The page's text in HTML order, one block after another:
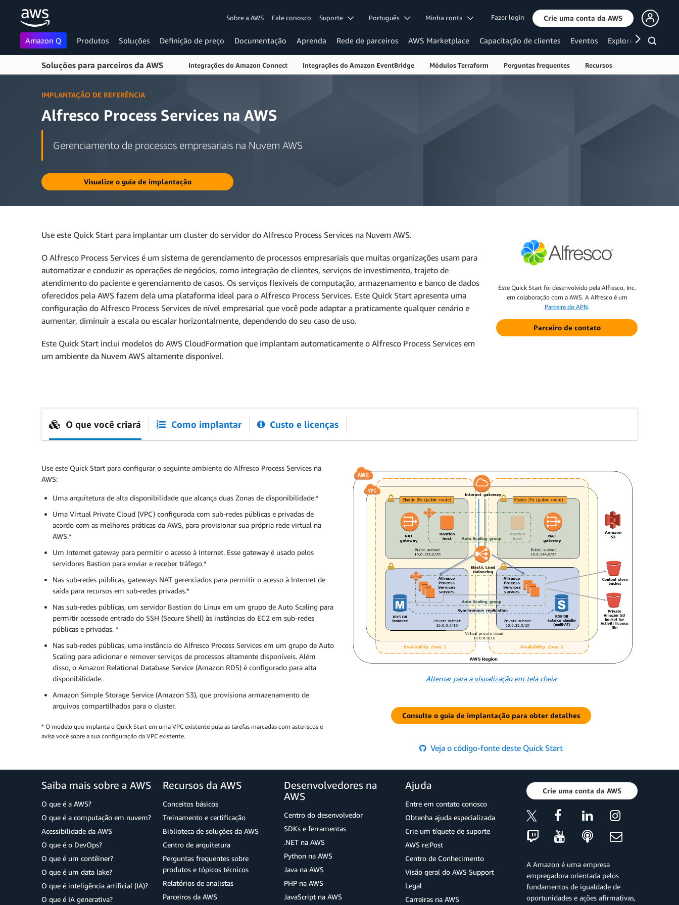
Sobre a AWS Fale conosco Suporte Português Minha conta Fazer login Crie uma conta da AWS
Amazon Q Produtos Soluções Definição de preço Documentação Aprenda Rede de parceiros AWS Marketplace Capacitação de clientes Eventos Explore mais
Soluções para parceiros da AWS Integrações do Amazon Connect Integrações do Amazon EventBridge Módulos Terraform Perguntas frequentes Recursos
IMPLANTAÇÃO DE REFERÊNCIA
Alfresco Process Services na AWS
Gerenciamento de processos empresariais na Nuvem AWS
Visualize o guia de implantação
Use este Quick Start para implantar um cluster do servidor do Alfresco Process Services na Nuvem AWS.
O Alfresco Process Services é um sistema de gerenciamento de processos empresariais que muitas organizações usam para
automatizar e conduzir as operações de negócios, como integração de clientes, serviços de investimento, trajeto de
atendimento do paciente e gerenciamento de casos. Os serviços flexíveis de computação, armazenamento e banco de dados
oferecidos pela AWS fazem dela uma plataforma ideal para o Alfresco Process Services. Este Quick Start apresenta uma
configuração do Alfresco Process Services de nível empresarial que você pode adaptar a praticamente qualquer cenário e
aumentar, diminuir a escala ou escalar horizontalmente, dependendo do seu caso de uso.
Este Quick Start inclui modelos do AWS CloudFormation que implantam automaticamente o Alfresco Process Services em
um ambiente da Nuvem AWS altamente disponível.
Este Quick Start foi desenvolvido pela Alfresco, Inc.
em colaboração com a AWS. A Alfresco é um
Parceira do APN.
Parceiro de contato
O que você criará Como implantar Custo e licenças
Use este Quick Start para configurar o seguinte ambiente do Alfresco Process Services na
AWS:
Uma arquitetura de alta disponibilidade que alcança duas Zonas de disponibilidade.*
Uma Virtual Private Cloud (VPC) configurada com sub-redes públicas e privadas de
acordo com as melhores práticas da AWS, para provisionar sua própria rede virtual na
AWS.*
Um Internet gateway para permitir o acesso à Internet. Esse gateway é usado pelos
servidores Bastion para enviar e receber tráfego.*
Nas sub-redes públicas, gateways NAT gerenciados para permitir o acesso à Internet de
saída para recursos em sub-redes privadas.*
Nas sub-redes públicas, um servidor Bastion do Linux em um grupo de Auto Scaling para
permitir acessode entrada do SSH (Secure Shell) às instâncias do EC2 em sub-redes
públicas e privadas. *
Nas sub-redes públicas, uma instância do Alfresco Process Services em um grupo de Auto
Scaling para adicionar e remover serviços de processos altamente disponíveis. Além
disso, o Amazon Relational Database Service (Amazon RDS) é configurado para alta
disponibilidade.
Amazon Simple Storage Service (Amazon S3), que provisiona armazenamento de
arquivos compartilhados para o cluster.
* O modelo que implanta o Quick Start em uma VPC existente pula as tarefas marcadas com asteriscos e
avisa você sobre a sua configuração da VPC existente.
Alternar para a visualização em tela cheia
Consulte o guia de implantação para obter detalhes
Veja o código-fonte deste Quick Start
Saiba mais sobre a AWS
O que é a AWS?
O que é a computação em nuvem?
Acessibilidade da AWS
O que é o DevOps?
O que é um contêiner?
O que é um data lake?
O que é inteligência artificial (IA)?
O que é IA generativa?
Recursos da AWS
Conceitos básicos
Treinamento e certificação
Biblioteca de soluções da AWS
Centro de arquitetura
Perguntas frequentes sobre
produtos e tópicos técnicos
Relatórios de analistas
Parceiros da AWS
Desenvolvedores na
AWS
Centro do desenvolvedor
SDKs e ferramentas
.NET na AWS
Python na AWS
Java na AWS
PHP na AWS
JavaScript na AWS
Ajuda
Entre em contato conosco
Obtenha ajuda especializada
Crie um tíquete de suporte
AWS re:Post
Centro de Conhecimento
Visão geral do AWS Support
Legal
Carreiras na AWS
Crie uma conta da AWS
A Amazon é uma empresa
empregadora orientada pelos
fundamentos de igualdade de
oportunidades e ações afirmativas,